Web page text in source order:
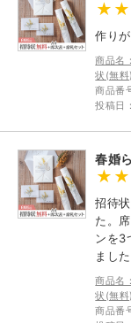
作り
商品名
状(無
商品番
投稿
春婚
招待
た。
ンを3
まし
商品名
状(無
商品番